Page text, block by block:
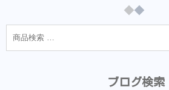
ブログ検索